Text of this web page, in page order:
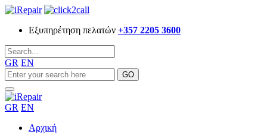
Εξυπηρέτηση πελατών +357 2205 3600
GR EN
GR EN
Αρχική